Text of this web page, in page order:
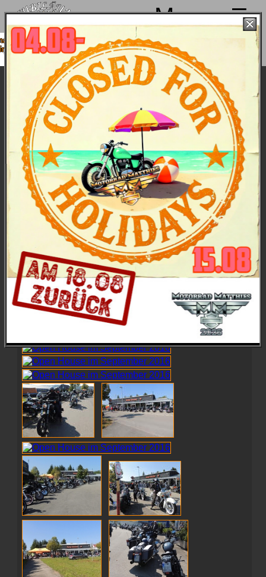
Menu
von 4. bis 15.08. Sommerpause
18.08. wieder mit voller Power für
Open House im September 2016
Jedes Jahr im stellen wir die Harleys der kommenden
Saison live vor ... und feiern Sie mit Food & Drinks &
Überraschungen. 2016 außer den Harleys 2017 mit
dabei: die Harley-Fashion 2017 und Fashion-Action,
sprich Rabatte nach dem Motto „alles muss raus“
extra zum Open House. Weiter: Würschtlebude,
Kaffee und Kuchen, Drinks, Gelegenheiten zum
Shoppen, „offene“ Werkstatt mit Sitzgelegenheit und
Bewirtung, Beratung und Probefahrten, und, und.
Und gutes Wetter. Und schier überall rundum
sehenswerte Harleys, parkend und tourend. vor
allem: jede Menge supernetter Gäste, die diesen Tag
zu einem ganz besonderen Tag machten.